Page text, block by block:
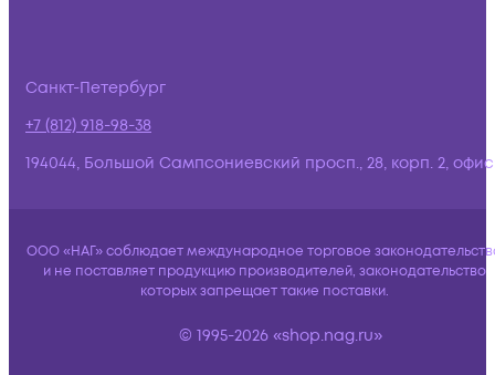
Санкт-Петербург
+7 (812) 918-98-38
194044, Большой Сампсониевский просп., 28, корп. 2,
ООО «НАГ» соблюдает международное торговое
и не поставляет продукцию производителей, законодательство
которых запрещает такие поставки.
© 1995-2026 «shop.nag.ru»